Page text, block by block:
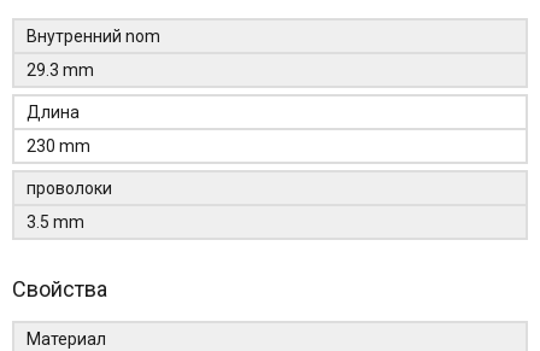
Внутренний nom
29.3 mm
Длина
230 mm
проволоки
3.5 mm
Свойства
Материал